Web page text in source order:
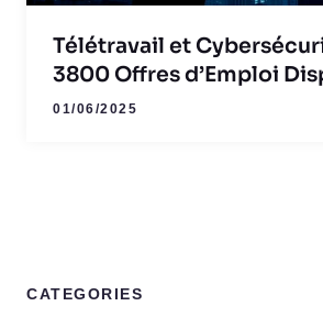
Télétravail et
3800 Offres d’Emploi
01/06/2025
CATEGORIES